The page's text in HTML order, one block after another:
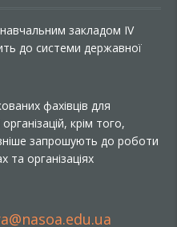
закладом IV
до системи державної
фахівців для
крім того,
запрошують до роботи
та організаціях